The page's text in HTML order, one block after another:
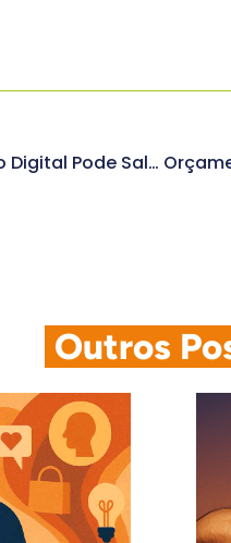
Descubra Como A Comunicação Digital Pode Salvar Sua Marca Em Momentos De Crise
Outros